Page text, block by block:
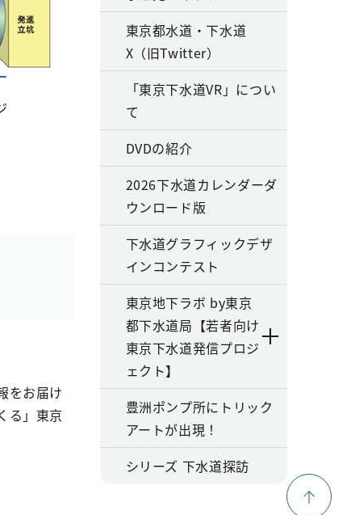
をお届け
る」東京
東京都水道・下水道
X（旧Twitter）
「東京下水道VR」につい
て
DVDの紹介
2026下水道カレンダーダ
ウンロード版
下水道グラフィックデザ
インコンテスト
東京地下ラボ by東京
都下水道局【若者向け
東京下水道発信プロジ
ェクト】
豊洲ポンプ所にトリック
アートが出現！
シリーズ 下水道探訪